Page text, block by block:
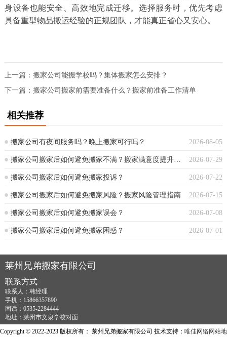
身设备也能安全、高效地完成迁移。选择服务时，优先考虑
具备重型物品搬运经验的正规团队，才能真正省心又安心。
上一篇： 搬家公司能搬学校吗？集体搬家怎么安排？
下一篇： 搬家公司搬家前需要准备什么？搬家前准备工作清单
相关推荐
2026-08-05
搬家公司有夜间服务吗？晚上搬家可行吗？
2026-07-29
搬家公司搬家后如何避免搬家不满？搬家满意度提升指南
2026-07-22
搬家公司搬家后如何避免搬家投诉？
2026-07-15
搬家公司搬家后如何避免搬家风险？搬家风险管理指南
2026-07-08
搬家公司搬家后如何避免搬家误会？
2026-07-01
搬家公司搬家后如何避免搬家困惑？
莱州兄弟搬家有限公司
联系方式
联系人：韩经理
手机：15866357890
固话：0535-2284444
地址：莱州市文泉学校对面
Copyright © 2022-2023 版权所有： 莱州兄弟搬家有限公司 技术支持： 唯佳网络网站地